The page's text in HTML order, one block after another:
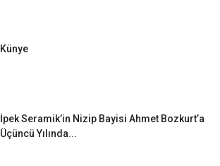
Künye
İpek Seramik’in Nizip Bayisi Ahmet Bozkurt’a
Üçüncü Yılında...